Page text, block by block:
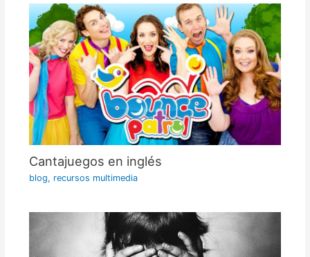
Cantajuegos en inglés
blog, recursos multimedia